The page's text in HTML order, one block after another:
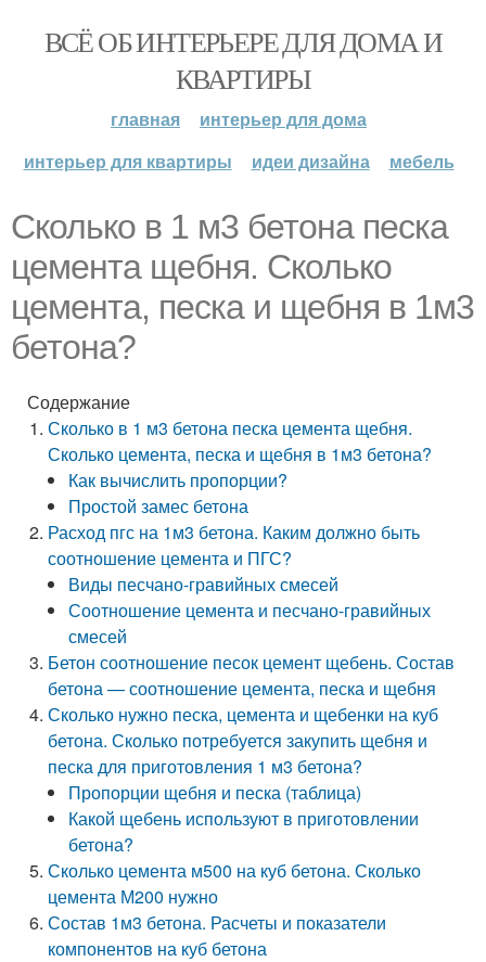
ВСЁ ОБ ИНТЕРЬЕРЕ ДЛЯ ДОМА И
КВАРТИРЫ
главная
интерьер для дома
интерьер для квартиры
идеи дизайна мебель
Сколько в 1 м3 бетона песка
цемента щебня. Сколько
цемента, песка и щебня в 1м3
бетона?
Содержание
Сколько в 1 м3 бетона песка цемента щебня.
Сколько цемента, песка и щебня в 1м3 бетона?
Как вычислить пропорции?
Простой замес бетона
Расход пгс на 1м3 бетона. Каким должно быть
соотношение цемента и ПГС?
Виды песчано-гравийных смесей
Соотношение цемента и песчано-гравийных
смесей
Бетон соотношение песок цемент щебень. Состав
бетона — соотношение цемента, песка и щебня
Сколько нужно песка, цемента и щебенки на куб
бетона. Сколько потребуется закупить щебня и
песка для приготовления 1 м3 бетона?
Пропорции щебня и песка (таблица)
Какой щебень используют в приготовлении
бетона?
Сколько цемента м500 на куб бетона. Сколько
цемента М200 нужно
Состав 1м3 бетона. Расчеты и показатели
компонентов на куб бетона